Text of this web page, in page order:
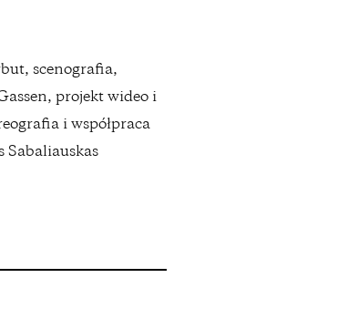
scenografia,
projekt wideo i
i współpraca
Sabaliauskas